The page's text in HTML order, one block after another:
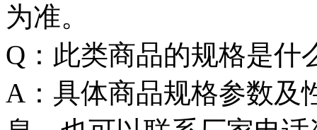
为准。
Q：此类商品的规格是什
A：具体商品规格参数及